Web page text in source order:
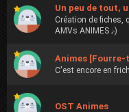
Un peu de tout,
Création de fiches,
AMVs ANIMES ;-)
Animes [Fourre-
C'est encore en
OST Animes